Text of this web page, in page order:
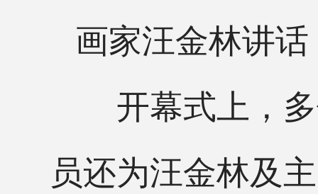
画家汪金林讲话
开幕式上，多
员还为汪金林及